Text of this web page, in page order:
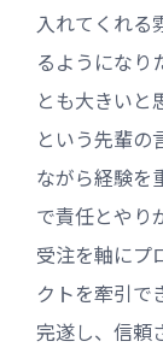
入れてくれる
るようになり
とも大きいと
という先輩の
ながら経験を
で責任とやり
受注を軸にプ
クトを牽引で
完遂し、信頼